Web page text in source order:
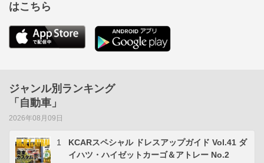
はこちら
ジャンル別ランキング
「自動車」
2026年08月09日
1
KCARスペシャル ドレスアップガイド Vol.41 ダ
イハツ・ハイゼットカーゴ＆アトレー No.2